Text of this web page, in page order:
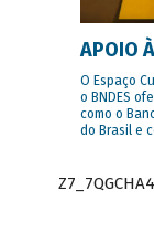
APOIO
O Espaço
o BNDES
como o
do Brasil e